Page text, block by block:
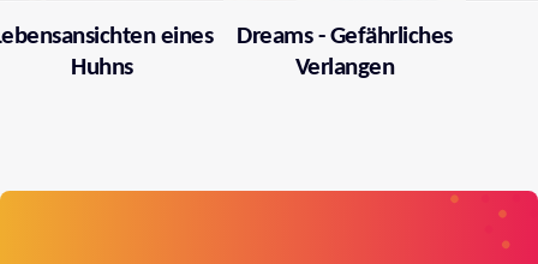
eines
Huhns
Dreams - Gefährliches
Verlangen